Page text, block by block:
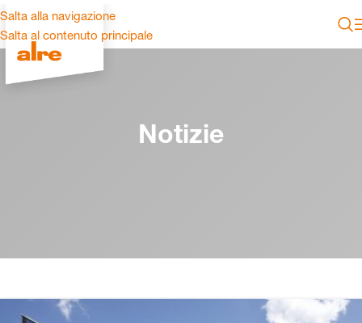
Salta alla navigazione
Salta al contenuto principale
Notizie